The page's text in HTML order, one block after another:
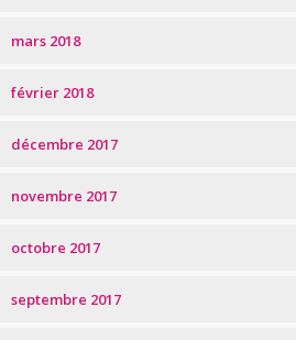
mars 2018
février 2018
décembre 2017
novembre 2017
octobre 2017
septembre 2017